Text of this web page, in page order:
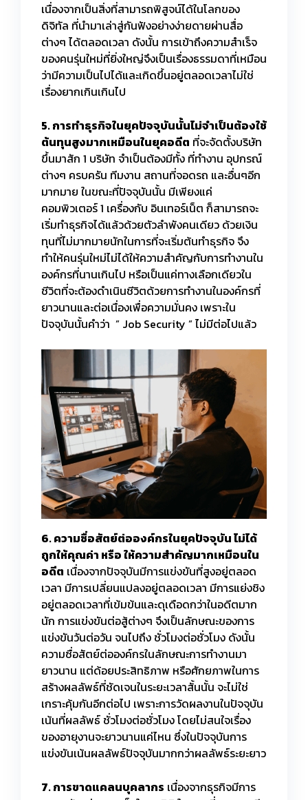
เนื่องจากเป็นสิ่งที่สามารถพิสูจน์ได้ในโลกของ
ดิจิทัล ที่นำมาเล่าสู่กันฟังอย่างง่ายดายผ่านสื่อ
ต่างๆ ได้ตลอดเวลา ดังนั้น การเข้าถึงความสำเร็จ
ของคนรุ่นใหม่ที่ยิ่งใหญ่จึงเป็นเรื่องธรรมดาที่เหมือน
ว่ามีความเป็นไปได้และเกิดขึ้นอยู่ตลอดเวลาไม่ใช่
เรื่องยากเกินเกินไป
5. การทำธุรกิจในยุคปัจจุบันนั้นไม่จำเป็นต้องใช้
ต้นทุนสูงมากเหมือนในยุคอดีต ที่จะจัดตั้งบริษัท
ขึ้นมาสัก 1 บริษัท จำเป็นต้องมีทั้ง ที่ทำงาน อุปกรณ์
ต่างๆ ครบครัน ทีมงาน สถานที่จอดรถ และอื่นๆอีก
มากมาย ในขณะที่ปัจจุบันนั้น มีเพียงแค่
คอมพิวเตอร์ 1 เครื่องกับ อินเทอร์เน็ต ก็สามารถจะ
เริ่มทำธุรกิจได้แล้วด้วยตัวลำพังคนเดียว ด้วยเงิน
ทุนที่ไม่มากมายนักในการที่จะเริ่มต้นทำธุรกิจ จึง
ทำให้คนรุ่นใหม่ไม่ได้ให้ความสำคัญกับการทำงานใน
องค์กรที่นานเกินไป หรือเป็นแค่ทางเลือกเดียวใน
ชีวิตที่จะต้องดำเนินชีวิตด้วยการทำงานในองค์กรที่
ยาวนานและต่อเนื่องเพื่อความมั่นคง เพราะใน
ปัจจุบันนั้นคำว่า ” Job Security ” ไม่มีต่อไปแล้ว
6. ความซื่อสัตย์ต่อองค์กรในยุคปัจจุบัน ไม่ได้
ถูกให้คุณค่า หรือ ให้ความสำคัญมากเหมือนใน
อดีต เนื่องจากปัจจุบันมีการแข่งขันที่สูงอยู่ตลอด
เวลา มีการเปลี่ยนแปลงอยู่ตลอดเวลา มีการแย่งชิง
อยู่ตลอดเวลาที่เข้มข้นและดุเดือดกว่าในอดีตมาก
นัก การแข่งขันต่อสู้ต่างๆ จึงเป็นลักษณะของการ
แข่งขันวันต่อวัน จนไปถึง ชั่วโมงต่อชั่วโมง ดังนั้น
ความซื่อสัตย์ต่อองค์กรในลักษณะการทำงานมา
ยาวนาน แต่ด้อยประสิทธิภาพ หรือศักยภาพในการ
สร้างผลลัพธ์ที่ชัดเจนในระยะเวลาสั้นนั้น จะไม่ใช่
เกราะคุ้มกันอีกต่อไป เพราะการวัดผลงานในปัจจุบัน
เน้นที่ผลลัพธ์ ชั่วโมงต่อชั่วโมง โดยไม่สนใจเรื่อง
ของอายุงานจะยาวนานแค่ไหน ซึ่งในปัจจุบันการ
แข่งขันเน้นผลลัพธ์ปัจจุบันมากกว่าผลลัพธ์ระยะยาว
7. การขาดแคลนบุคลากร เนื่องจากธุรกิจมีการ